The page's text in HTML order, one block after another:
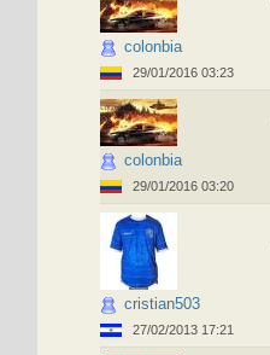
colonbia
29/01/2016 03:23
colonbia
29/01/2016 03:20
cristian503
27/02/2013 17:21